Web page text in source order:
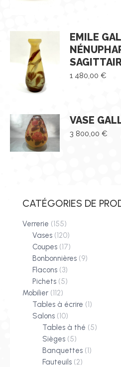
EMILE
1 480,00 €
VASE
3 800,00 €
CATÉGORIES DE
Verrerie (155)
Vases (120)
Coupes (17)
Bonbonnières (9)
Flacons (3)
Pichets (5)
Mobilier (112)
Tables à écrire (1)
Salons (10)
Tables à thé (5)
Sièges (5)
Banquettes (1)
Fauteuils (2)